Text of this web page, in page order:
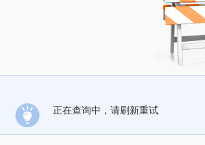
正在查询中，请刷新重试